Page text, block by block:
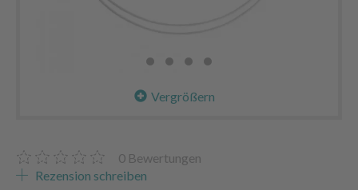
Vergrößern
0 Bewertungen
Rezension schreiben